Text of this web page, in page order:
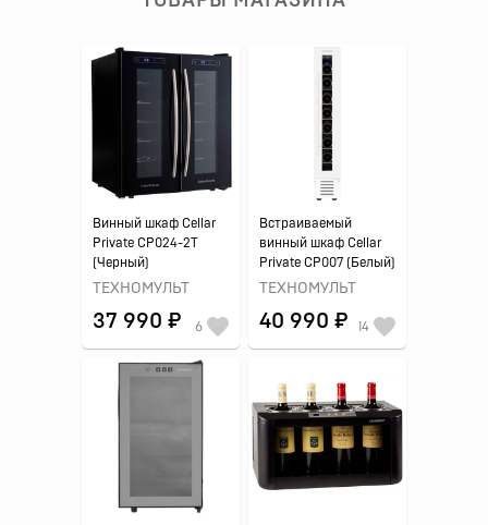
Винный шкаф Cellar
Private CP024-2T
(Черный)
ТЕХНОМУЛЬТ
37 990 ₽ 6
Встраиваемый
винный шкаф Cellar
Private CP007 (Белый)
ТЕХНОМУЛЬТ
40 990 ₽ 14